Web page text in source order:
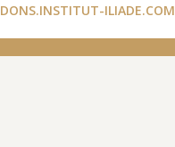
DONS.INSTITUT-ILIADE.COM